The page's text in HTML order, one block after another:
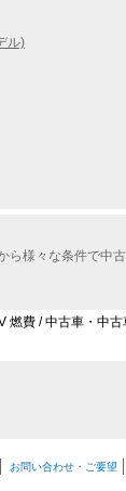
ル)
様々な条件で中
燃費 / 中古車・中
お問い合わせ・ご要望